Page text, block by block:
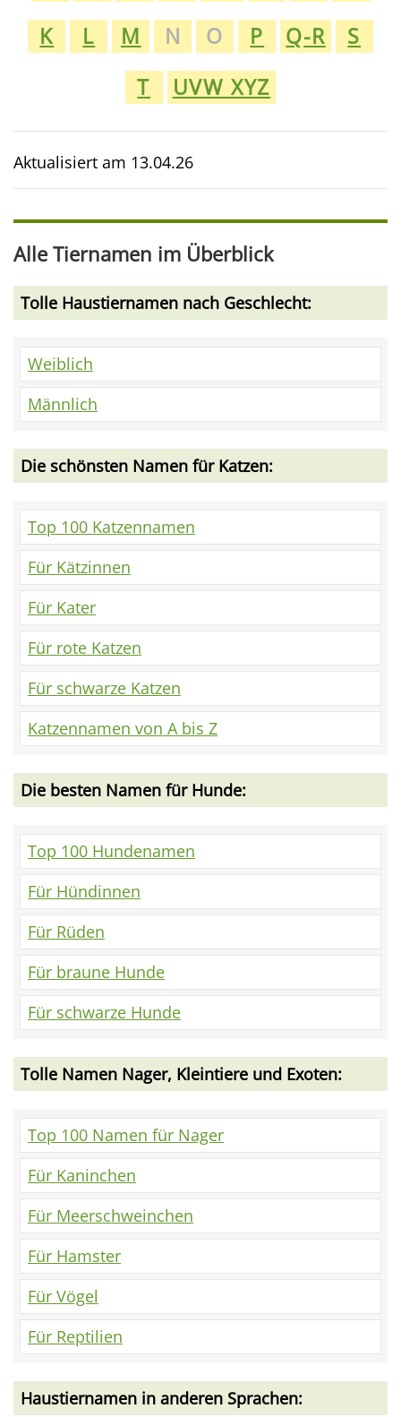
K
L M N O P Q-R
S
T
UVW XYZ
Aktualisiert am 13.04.26
Alle Tiernamen im Überblick
Tolle Haustiernamen nach Geschlecht:
Weiblich
Männlich
Die schönsten Namen für Katzen:
Top 100 Katzennamen
Für Kätzinnen
Für Kater
Für rote Katzen
Für schwarze Katzen
Katzennamen von A bis Z
Die besten Namen für Hunde:
Top 100 Hundenamen
Für Hündinnen
Für Rüden
Für braune Hunde
Für schwarze Hunde
Tolle Namen Nager, Kleintiere und Exoten:
Top 100 Namen für Nager
Für Kaninchen
Für Meerschweinchen
Für Hamster
Für Vögel
Für Reptilien
Haustiernamen in anderen Sprachen: